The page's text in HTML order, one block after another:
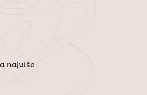
najviše